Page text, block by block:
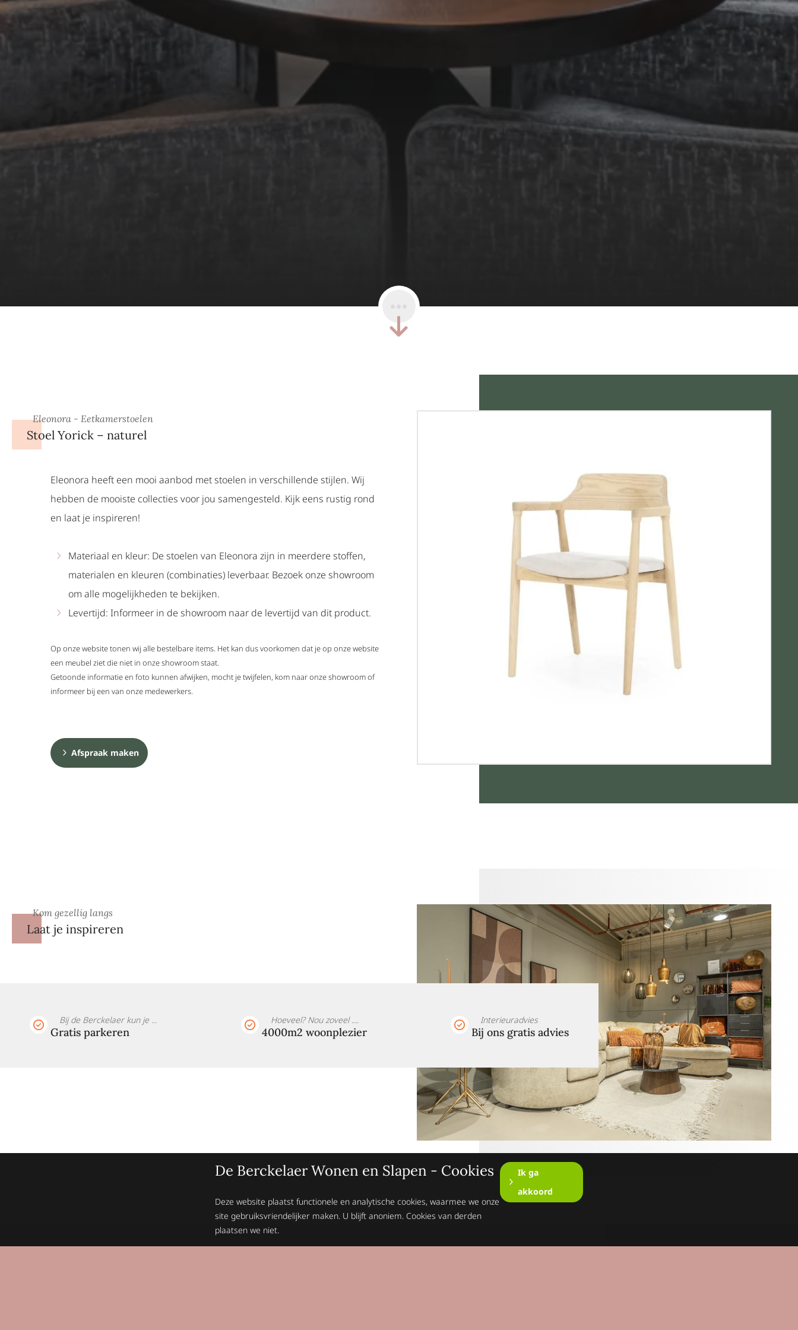
Eleonora - Eetkamerstoelen
Stoel Yorick – naturel
Eleonora heeft een mooi aanbod met stoelen in verschillende stijlen. Wij
hebben de mooiste collecties voor jou samengesteld. Kijk eens rustig rond
en laat je inspireren!
Materiaal en kleur: De stoelen van Eleonora zijn in meerdere stoffen,
materialen en kleuren (combinaties) leverbaar. Bezoek onze showroom
om alle mogelijkheden te bekijken.
Levertijd: Informeer in de showroom naar de levertijd van dit product.
Op onze website tonen wij alle bestelbare items. Het kan dus voorkomen dat je op onze website
een meubel ziet die niet in onze showroom staat.
Getoonde informatie en foto kunnen afwijken, mocht je twijfelen, kom naar onze showroom of
informeer bij een van onze medewerkers.
Afspraak maken
Kom gezellig langs
Laat je inspireren
Bij de Berckelaer kun je ...
Gratis parkeren
Hoeveel? Nou zoveel ....
4000m2 woonplezier
Interieuradvies
Bij ons gratis advies
De Berckelaer Wonen en Slapen - Cookies
Deze website plaatst functionele en analytische cookies, waarmee we onze
site gebruiksvriendelijker maken. U blijft anoniem. Cookies van derden
plaatsen we niet.
Ik ga
akkoord